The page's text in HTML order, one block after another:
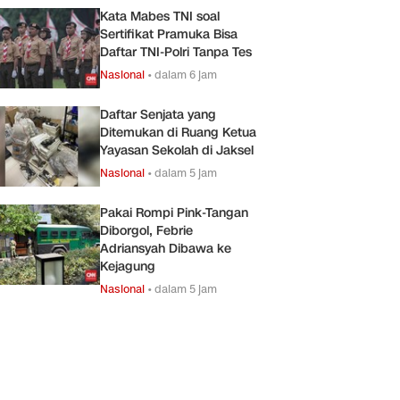
Kata Mabes TNI soal
Sertifikat Pramuka Bisa
Daftar TNI-Polri Tanpa Tes
Nasional •dalam 6 jam
Daftar Senjata yang
Ditemukan di Ruang Ketua
Yayasan Sekolah di Jaksel
Nasional •dalam 5 jam
Pakai Rompi Pink-Tangan
Diborgol, Febrie
Adriansyah Dibawa ke
Kejagung
Nasional •dalam 5 jam